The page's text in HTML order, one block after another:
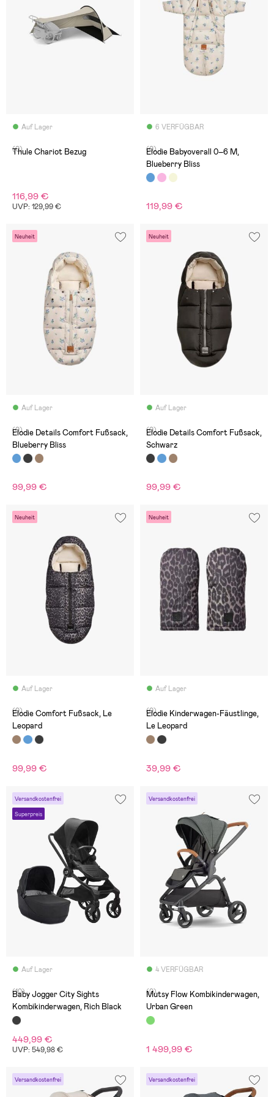
Auf Lager
(0)
Thule Chariot Bezug
116,99 €
UVP: 129,99 €
6 VERFÜGBAR
(0)
Elodie Babyoverall 0–6 M,
Blueberry Bliss
119,99 €
Neuheit
Auf Lager
(0)
Elodie Details Comfort Fußsack,
Blueberry Bliss
99,99 €
Neuheit
Auf Lager
(0)
Elodie Details Comfort Fußsack,
Schwarz
99,99 €
Neuheit
Auf Lager
(0)
Elodie Comfort Fußsack, Le
Leopard
99,99 €
Neuheit
Auf Lager
(0)
Elodie Kinderwagen-Fäustlinge,
Le Leopard
39,99 €
Versandkostenfrei
Superpreis
Auf Lager
(10)
Baby Jogger City Sights
Kombikinderwagen, Rich Black
449,99 €
UVP: 549,98 €
Versandkostenfrei
4 VERFÜGBAR
(0)
Mutsy Flow Kombikinderwagen,
Urban Green
1 499,99 €
Versandkostenfrei Versandkostenfrei